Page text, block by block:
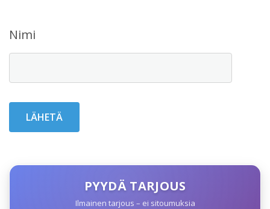
Nimi
PYYDÄ TARJOUS
Ilmainen tarjous – ei sitoumuksia